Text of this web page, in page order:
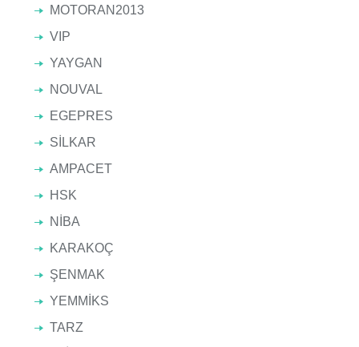
MOTORAN2013
VIP
YAYGAN
NOUVAL
EGEPRES
SİLKAR
AMPACET
HSK
NİBA
KARAKOÇ
ŞENMAK
YEMMİKS
TARZ